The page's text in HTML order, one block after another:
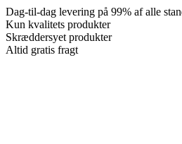
Dag-til-dag levering på 99% af alle
Kun kvalitets produkter
Skræddersyet produkter
Altid gratis fragt